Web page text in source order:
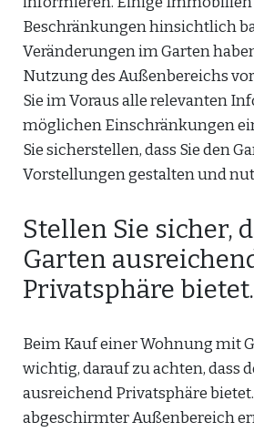
Beschränkungen hinsichtlich
Veränderungen im Garten
Nutzung des Außenbereichs
Sie im Voraus alle relevanten
möglichen Einschränkungen
Sie sicherstellen, dass Sie den
Vorstellungen gestalten und
Stellen Sie sicher,
Garten
Privatsphäre bietet.
Beim Kauf einer Wohnung mit
wichtig, darauf zu achten, dass
ausreichend Privatsphäre
abgeschirmter Außenbereich